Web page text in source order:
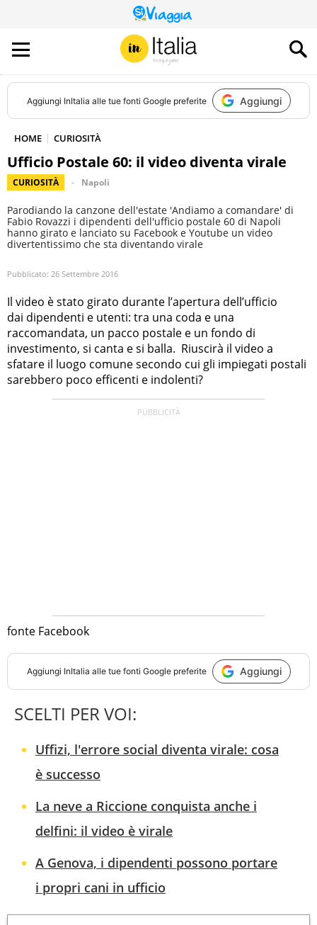
QUESTO
SITO
CONTRIBUISCE
ALL’AUDIENCE
DI
Aggiungi InItalia alle tue fonti Google preferite Aggiungi
HOME CURIOSITÀ
Ufficio Postale 60: il video diventa virale
CURIOSITÀ Napoli
Parodiando la canzone dell'estate 'Andiamo a comandare' di
Fabio Rovazzi i dipendenti dell'ufficio postale 60 di Napoli
hanno girato e lanciato su Facebook e Youtube un video
divertentissimo che sta diventando virale
Pubblicato: 26 Settembre 2016
Il video è stato girato durante l’apertura dell’ufficio
dai dipendenti e utenti: tra una coda e una
raccomandata, un pacco postale e un fondo di
investimento, si canta e si balla. Riuscirà il video a
sfatare il luogo comune secondo cui gli impiegati postali
sarebbero poco efficenti e indolenti?
fonte Facebook
Aggiungi InItalia alle tue fonti Google preferite Aggiungi
SCELTI PER VOI:
Uffizi, l'errore social diventa virale: cosa
è successo
La neve a Riccione conquista anche i
delfini: il video è virale
A Genova, i dipendenti possono portare
i propri cani in ufficio